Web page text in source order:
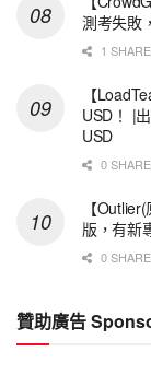
測考失敗
1
【
USD！ |
USD
0
【
版，有新
0
贊助廣告